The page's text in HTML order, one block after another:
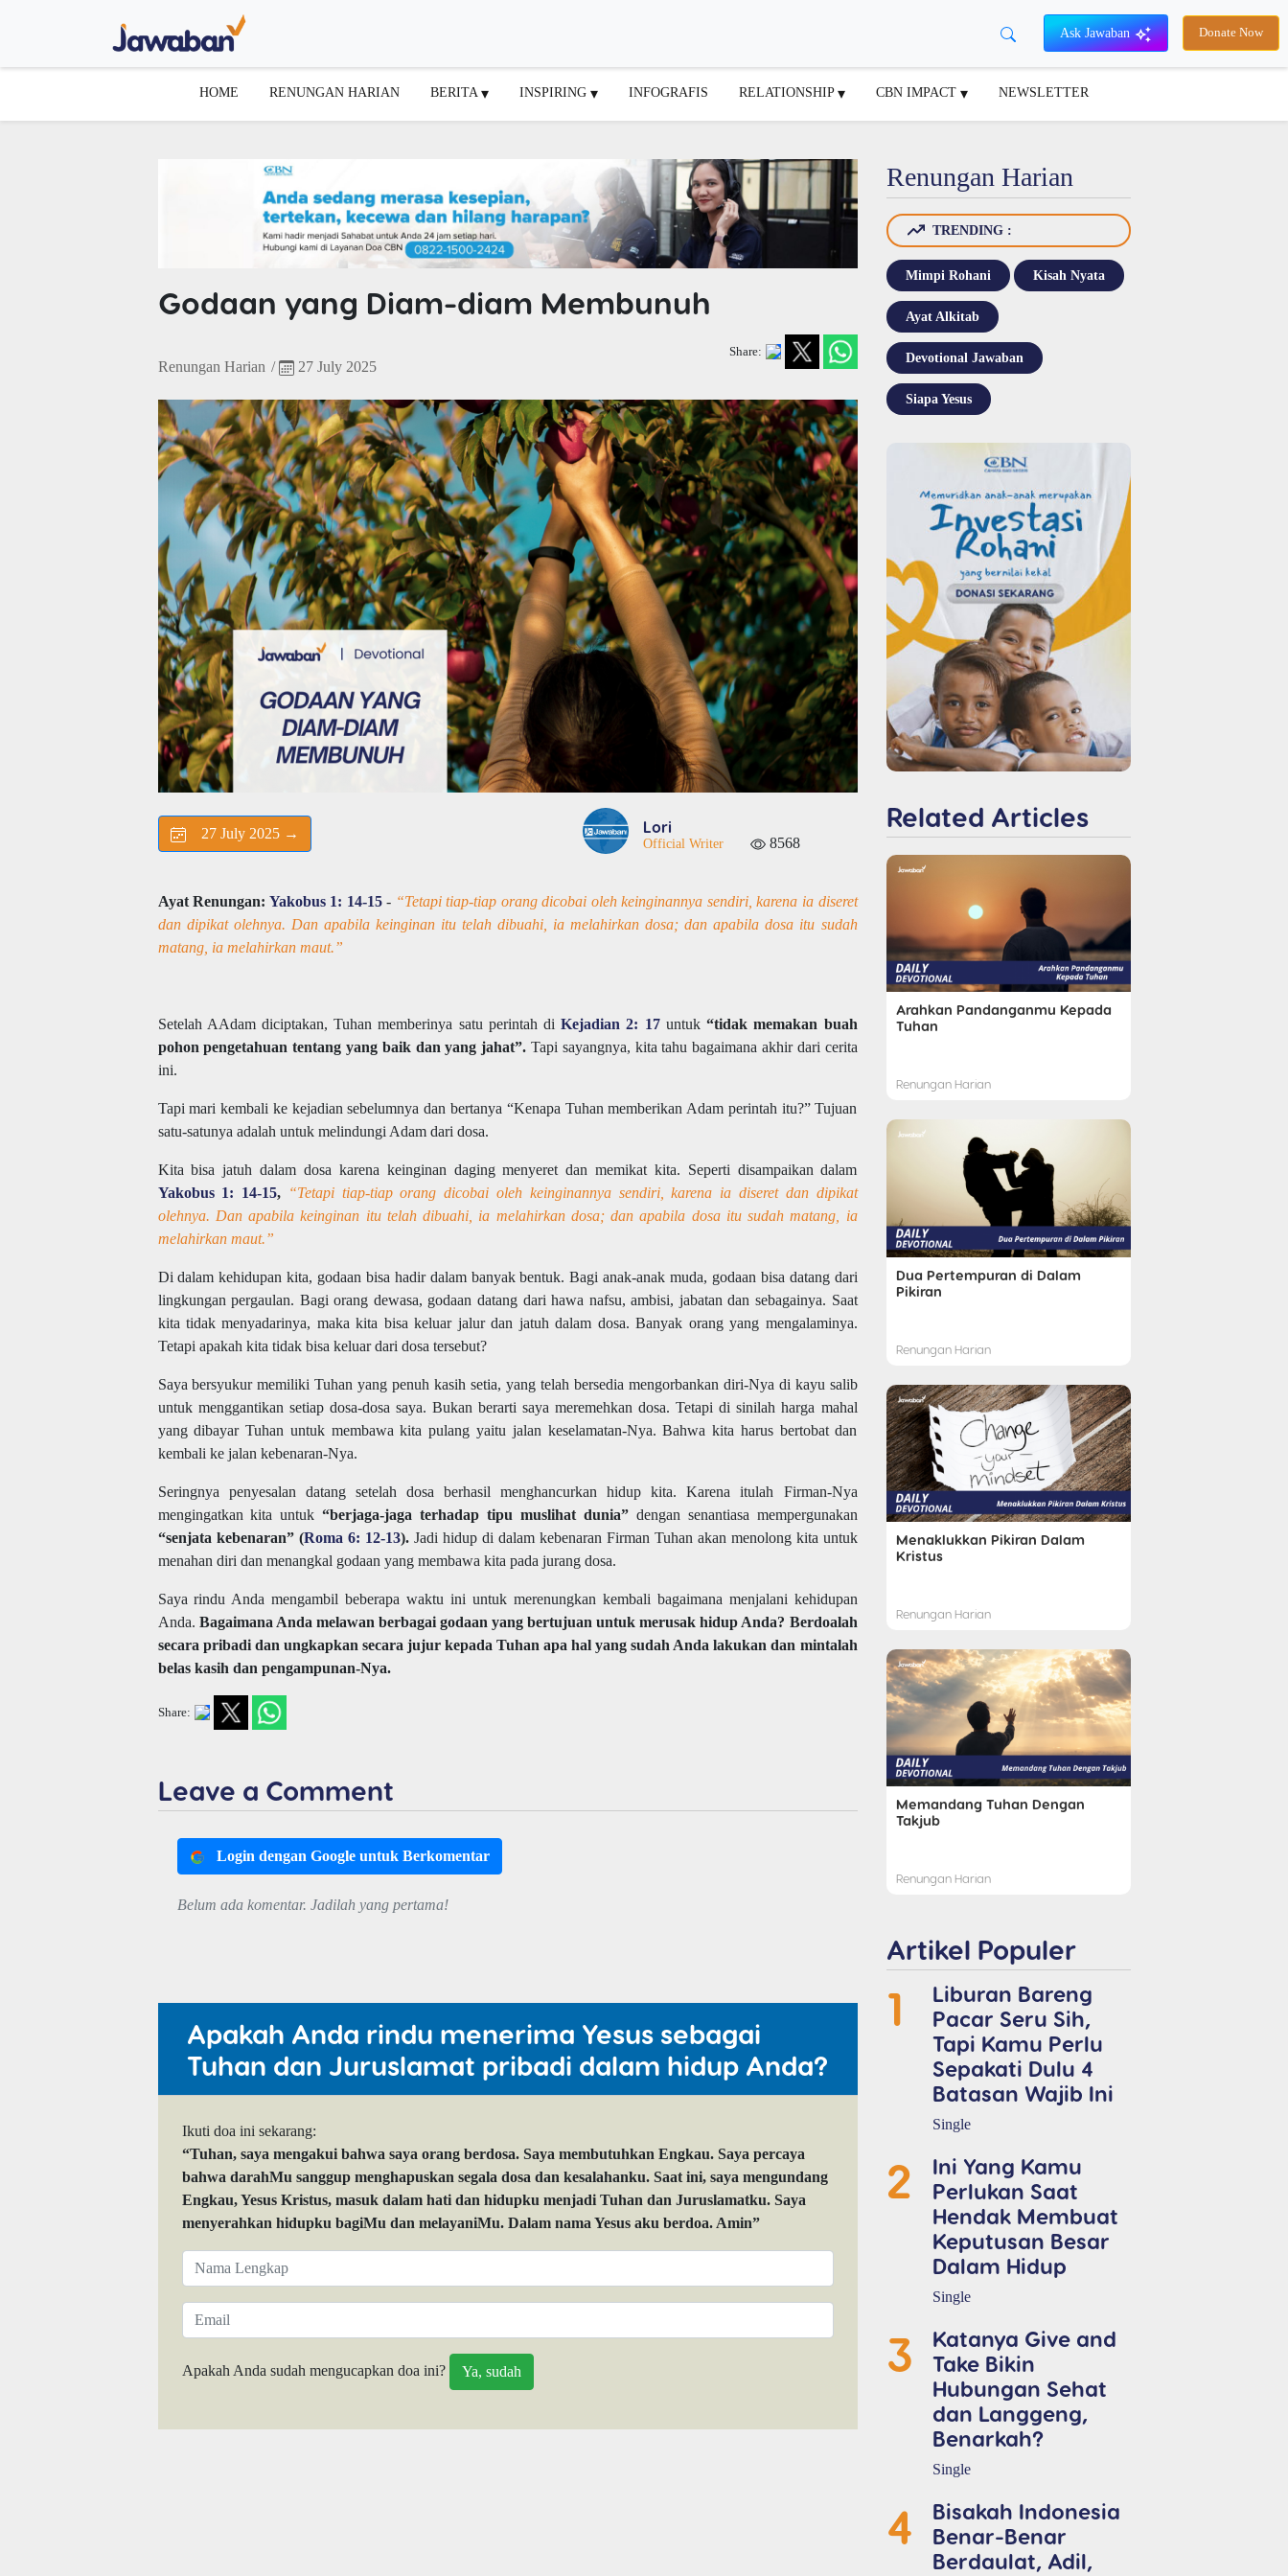
Ask Jawaban Donate Now
HOME RENUNGAN HARIAN BERITA INSPIRING INFOGRAFIS RELATIONSHIP CBN IMPACT NEWSLETTER
Godaan yang Diam-diam Membunuh
Renungan Harian / 27 July 2025
Share:
27 July 2025 → Lori
Official Writer 8568
Ayat Renungan: Yakobus 1: 14-15- “Tetapi tiap-tiap orang dicobai oleh keinginannya sendiri, karena ia diseret
dan dipikat olehnya. Dan apabila keinginan itu telah dibuahi, ia melahirkan dosa; dan apabila dosa itu sudah
matang, ia melahirkan maut.”
Setelah AAdam diciptakan, Tuhan memberinya satu perintah diKejadian 2: 17untuk“tidak memakan buah
pohon pengetahuan tentang yang baik dan yang jahat”. Tapi sayangnya, kita tahu bagaimana akhir dari cerita
ini.
Tapi mari kembali ke kejadian sebelumnya dan bertanya “Kenapa Tuhan memberikan Adam perintah itu?” Tujuan
satu-satunya adalah untuk melindungi Adam dari dosa.
Kita bisa jatuh dalam dosa karena keinginan daging menyeret dan memikat kita. Seperti disampaikan dalam
Yakobus 1: 14-15, “Tetapi tiap-tiap orang dicobai oleh keinginannya sendiri, karena ia diseret dan dipikat
olehnya. Dan apabila keinginan itu telah dibuahi, ia melahirkan dosa; dan apabila dosa itu sudah matang, ia
melahirkan maut.”
Di dalam kehidupan kita, godaan bisa hadir dalam banyak bentuk. Bagi anak-anak muda, godaan bisa datang dari
lingkungan pergaulan. Bagi orang dewasa, godaan datang dari hawa nafsu, ambisi, jabatan dan sebagainya. Saat
kita tidak menyadarinya, maka kita bisa keluar jalur dan jatuh dalam dosa. Banyak orang yang mengalaminya.
Tetapi apakah kita tidak bisa keluar dari dosa tersebut?
Saya bersyukur memiliki Tuhan yang penuh kasih setia, yang telah bersedia mengorbankan diri-Nya di kayu salib
untuk menggantikan setiap dosa-dosa saya. Bukan berarti saya meremehkan dosa. Tetapi di sinilah harga mahal
yang dibayar Tuhan untuk membawa kita pulang yaitu jalan keselamatan-Nya. Bahwa kita harus bertobat dan
kembali ke jalan kebenaran-Nya.
Seringnya penyesalan datang setelah dosa berhasil menghancurkan hidup kita. Karena itulah Firman-Nya
mengingatkan kita untuk“berjaga-jaga terhadap tipu muslihat dunia”dengan senantiasa mempergunakan
“senjata kebenaran” (Roma 6: 12-13).Jadi hidup di dalam kebenaran Firman Tuhan akan menolong kita untuk
menahan diri dan menangkal godaan yang membawa kita pada jurang dosa.
Saya rindu Anda mengambil beberapa waktu ini untuk merenungkan kembali bagaimana menjalani kehidupan
Anda. Bagaimana Anda melawan berbagai godaan yang bertujuan untuk merusak hidup Anda? Berdoalah
secara pribadi dan ungkapkan secara jujur kepada Tuhan apa hal yang sudah Anda lakukan dan mintalah
belas kasih dan pengampunan-Nya.
Share:
Leave a Comment
Login dengan Google untuk Berkomentar
Belum ada komentar. Jadilah yang pertama!
Apakah Anda rindu menerima Yesus sebagai
Tuhan dan Juruslamat pribadi dalam hidup Anda?
Ikuti doa ini sekarang:
“Tuhan, saya mengakui bahwa saya orang berdosa. Saya membutuhkan Engkau. Saya percaya
bahwa darahMu sanggup menghapuskan segala dosa dan kesalahanku. Saat ini, saya mengundang
Engkau, Yesus Kristus, masuk dalam hati dan hidupku menjadi Tuhan dan Juruslamatku. Saya
menyerahkan hidupku bagiMu dan melayaniMu. Dalam nama Yesus aku berdoa. Amin”
Apakah Anda sudah mengucapkan doa ini?
Renungan Harian
TRENDING :
Mimpi Rohani Kisah Nyata
Ayat Alkitab
Devotional Jawaban
Siapa Yesus
Related Articles
Arahkan Pandanganmu Kepada
Tuhan
Renungan Harian
Dua Pertempuran di Dalam
Pikiran
Renungan Harian
Menaklukkan Pikiran Dalam
Kristus
Renungan Harian
Memandang Tuhan Dengan
Takjub
Renungan Harian
Artikel Populer
1
Liburan Bareng
Pacar Seru Sih,
Tapi Kamu Perlu
Sepakati Dulu 4
Batasan Wajib Ini
Single
2
Ini Yang Kamu
Perlukan Saat
Hendak Membuat
Keputusan Besar
Dalam Hidup
Single
3
Katanya Give and
Take Bikin
Hubungan Sehat
dan Langgeng,
Benarkah?
Single
4
Bisakah Indonesia
Benar-Benar
Berdaulat, Adil,